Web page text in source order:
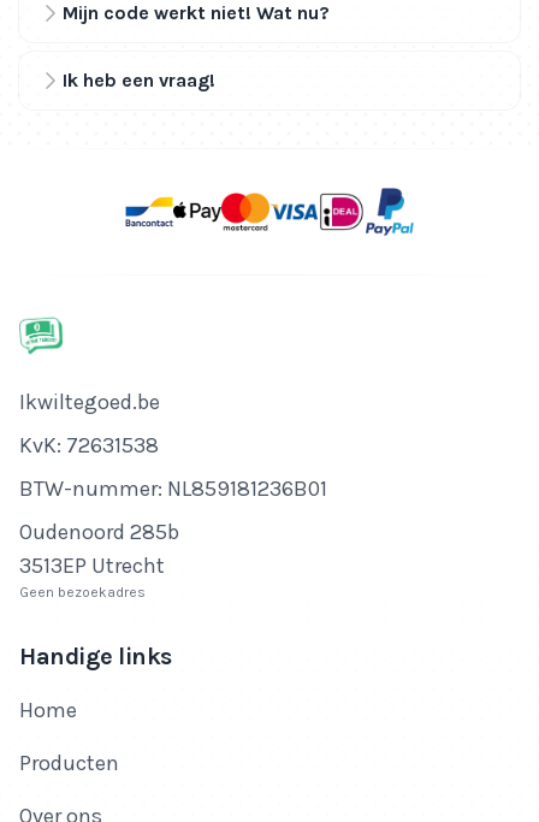
Mijn code werkt niet! Wat nu?
Ik heb een vraag!
Bedrijfsnaam
Ikwiltegoed.be
KvK-nummer
KvK: 72631538
Btw-nummer
BTW-nummer: NL859181236B01
Adres
Oudenoord 285b
3513EP Utrecht
Geen bezoekadres
Handige links
Home
Producten
Over ons